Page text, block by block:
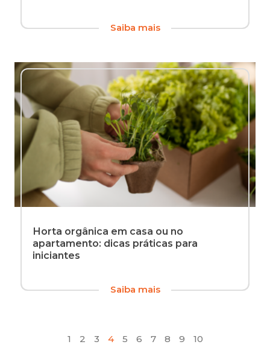
Saiba mais
Horta orgânica em casa ou no
apartamento: dicas práticas para
iniciantes
Saiba mais
1 2 3 4 5 6 7 8 9 10